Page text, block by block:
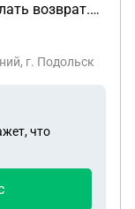
возврат.
разборки
Но есть
к
условиях мне
в таком
по
г. Подольск
что